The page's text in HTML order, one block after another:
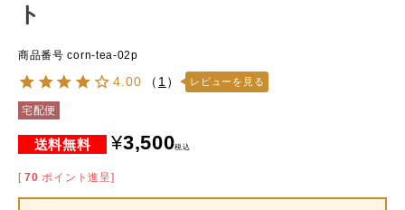
ト
商品番号 corn-tea-02p
4.00 （ 1 ） レビューを見る
宅配便
¥3,500税込
[ 70 ポイント進呈]